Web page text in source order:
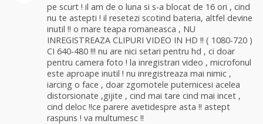
pe scurt ! il am de o luna si s-a blocat de 16 ori , cind
nu te astepti ! il resetezi scotind bateria, altfel devine
inutil !! o mare teapa romaneasca , NU
INREGISTREAZA CLIPURI VIDEO IN HD !! ( 1080-720 )
CI 640-480 !!! nu are nici setari pentru hd , ci doar
pentru camera foto ! la inregistrari video , microfonul
este aproape inutil ! nu inregistreaza mai nimic ,
iarcing o face , doar zgomotele puternicesi acelea
distorsionate ,gijite , cind mai tare cind mai incet ,
cind deloc !!ce parere avetidespre asta !! astept
raspuns ! va multumesc !!